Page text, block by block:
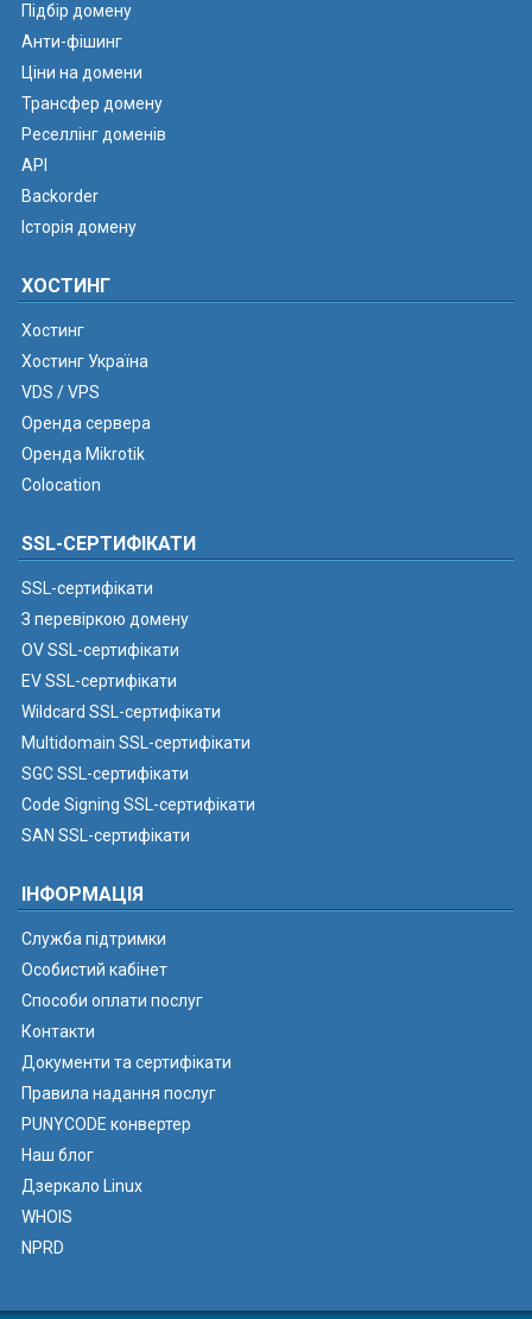
Підбір домену
Анти-фішинг
Ціни на домени
Трансфер домену
Реселлінг доменів
API
Backorder
Історія домену
ХОСТИНГ
Хостинг
Хостинг Україна
VDS / VPS
Оренда сервера
Оренда Mikrotik
Colocation
SSL-СЕРТИФІКАТИ
SSL-сертифікати
З перевіркою домену
OV SSL-сертифікати
EV SSL-сертифікати
Wildcard SSL-сертифікати
Multidomain SSL-сертифікати
SGC SSL-сертифікати
Code Signing SSL-сертифікати
SAN SSL-сертифікати
ІНФОРМАЦІЯ
Служба підтримки
Особистий кабінет
Способи оплати послуг
Контакти
Документи та сертифікати
Правила надання послуг
PUNYCODE конвертер
Наш блог
Дзеркало Linux
WHOIS
NPRD